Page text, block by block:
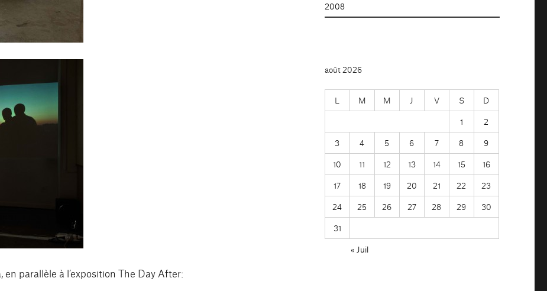
parallèle à l’exposition The Day After:
2008
août 2026
L M M J V S
D
1
2
3
4 5 6 7 8
9
10
11 12 13 14 15
16
17
18 19 20 21 22
23
24
25 26 27 28 29
30
31
« Juil